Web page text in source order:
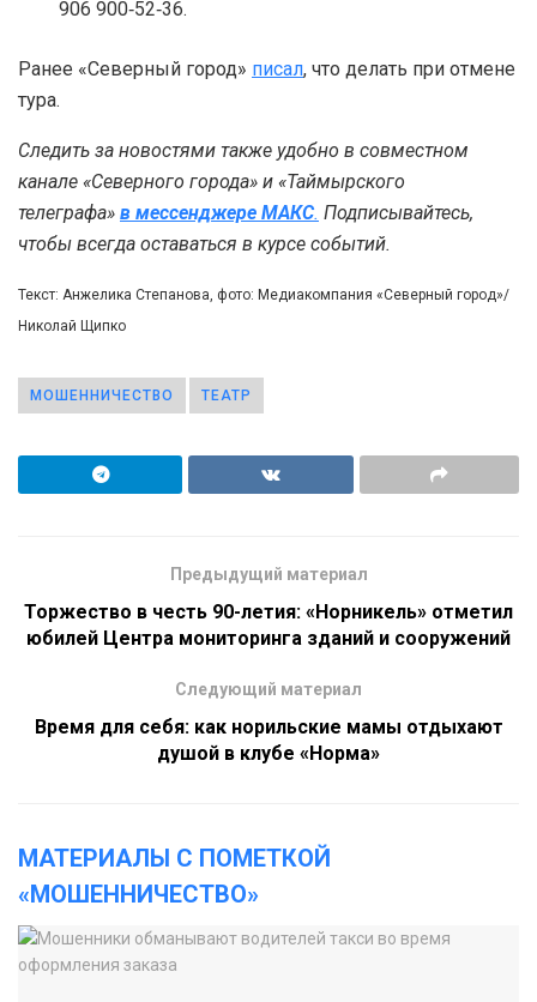
906 900‑52‑36.
Ранее «Северный город» писал, что делать при отмене
тура.
Следить за новостями также удобно в совместном
канале «Северного города» и «Таймырского
телеграфа» в мессенджере MAКС. Подписывайтесь,
чтобы всегда оставаться в курсе событий.
Текст: Анжелика Степанова, фото: Медиакомпания «Северный город»/
Николай Щипко
МОШЕННИЧЕСТВО ТЕАТР
Предыдущий материал
Торжество в честь 90-летия: «Норникель» отметил
юбилей Центра мониторинга зданий и сооружений
Следующий материал
Время для себя: как норильские мамы отдыхают
душой в клубе «Норма»
МАТЕРИАЛЫ С ПОМЕТКОЙ
«МОШЕННИЧЕСТВО»